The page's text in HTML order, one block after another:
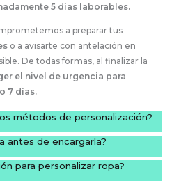
5 días laborables.
a preparar tus
o a avisarte con antelación en
De todas formas, al finalizar la
el nivel de urgencia para
7 días.
métodos de personalización?
antes de encargarla?
para personalizar ropa?